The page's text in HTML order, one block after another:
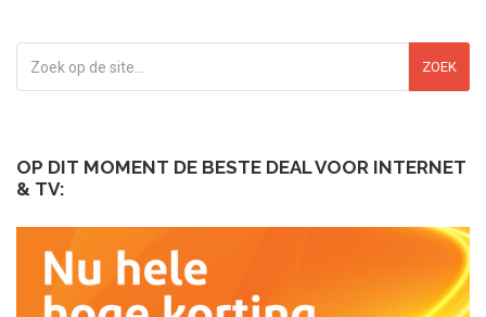
ZOEK
OP DIT MOMENT DE BESTE DEAL VOOR INTERNET
& TV: